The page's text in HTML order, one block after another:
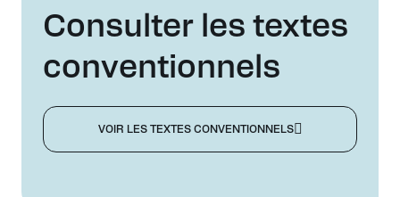
Consulter les textes
conventionnels
VOIR LES TEXTES CONVENTIONNELS